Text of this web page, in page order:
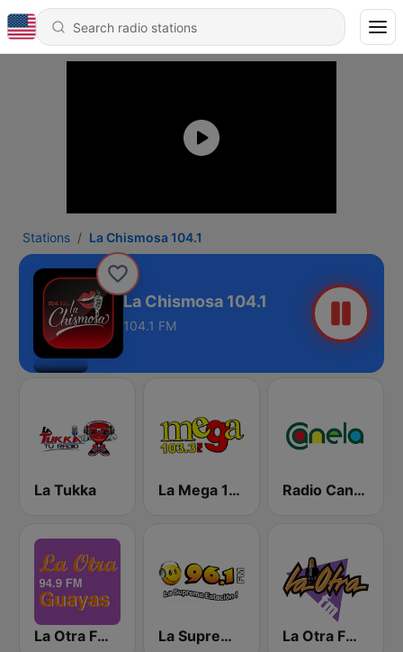
Stations La Chismosa 104.1
La Chismosa 104.1
104.1 FM
La Tukka La Mega 103.3 FM Radio Canela Azuay
La Otra FM - Guayaquil La Suprema Estacion 96.1 FM La Otra FM - Quito